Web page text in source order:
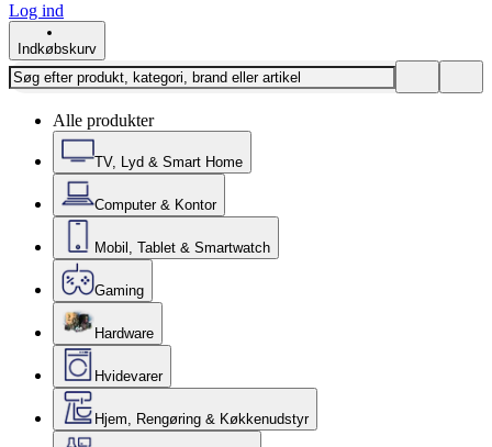
Log ind
Indkøbskurv
Alle produkter
TV, Lyd & Smart Home
Computer & Kontor
Mobil, Tablet & Smartwatch
Gaming
Hardware
Hvidevarer
Hjem, Rengøring & Køkkenudstyr